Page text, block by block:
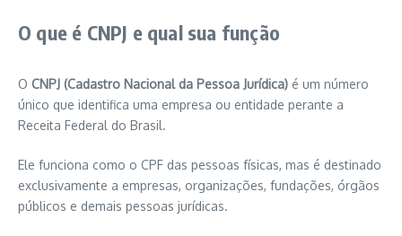
O que é CNPJ e qual sua função
O CNPJ (Cadastro Nacional da Pessoa Jurídica) é um número
único que identifica uma empresa ou entidade perante a
Receita Federal do Brasil.
Ele funciona como o CPF das pessoas físicas, mas é destinado
exclusivamente a empresas, organizações, fundações, órgãos
públicos e demais pessoas jurídicas.